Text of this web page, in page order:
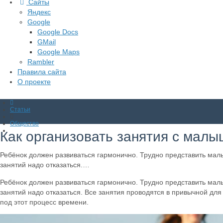
Сайты
Яндекс
Google
Google Docs
GMail
Google Maps
Rambler
Правила сайта
О проекте
Статьи
Общество
Как организовать занятия с
Ребёнок должен развиваться гармонично. Трудно представить
занятий надо отказаться.…
Ребёнок должен развиваться гармонично. Трудно представить
занятий надо отказаться. Все занятия проводятся в привычной
под этот процесс времени.